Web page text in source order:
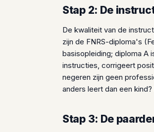
Stap 2: De
De kwaliteit van de
zijn de FNRS-diploma's
basisopleiding; diploma A
instructies, corrigeert
negeren zijn geen
anders leert dan een
Stap 3: De